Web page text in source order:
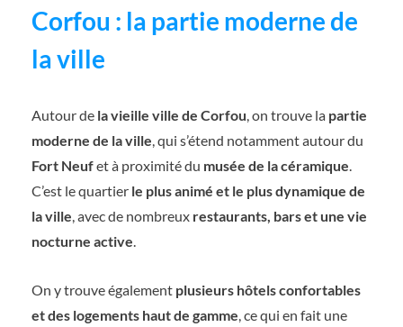
Corfou : la partie moderne de
la ville
Autour de la vieille ville de Corfou, on trouve la partie
moderne de la ville, qui s’étend notamment autour du
Fort Neufet à proximité du musée de la céramique.
C’est le quartier le plus animé et le plus dynamique de
la ville, avec de nombreux restaurants, bars et une vie
nocturne active.
On y trouve également plusieurs hôtels confortables
et des logements haut de gamme, ce qui en fait une